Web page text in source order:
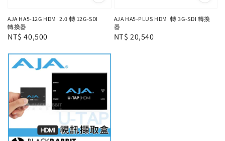
AJA HA5-12G HDMI 2.0 轉 12G-SDI
轉換器
Regular
NT$ 40,500
AJA HA5-PLUS HDMI 轉 3G-SDI 轉換
器
Regular
NT$ 20,540